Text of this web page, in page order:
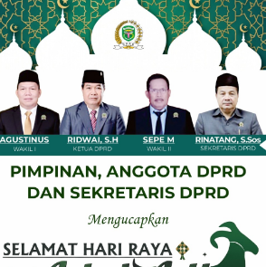
wajib ditandai*